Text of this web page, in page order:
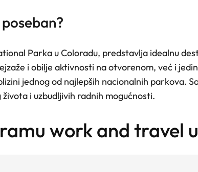
Parka u Coloradu, predstavlja idealnu
i obilje aktivnosti na otvorenom, već i
jednog od najlepših nacionalnih parkova.
i uzbudljivih radnih mogućnosti.
work and travel